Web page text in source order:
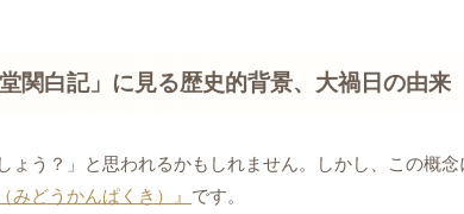
関白記」に見る歴史的背景、大禍日の由来
ょう？」と思われるかもしれません。しかし、この概
みどうかんぱくき）』 です。